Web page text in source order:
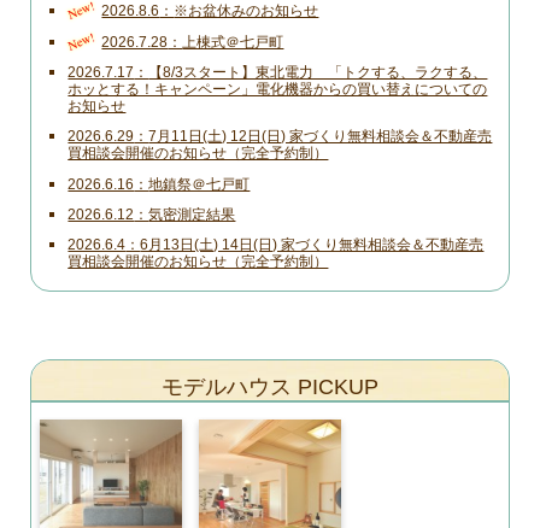
New! 2026.8.6 ※お盆休みのお知らせ
New! 2026.7.28 上棟式＠七戸町
2026.7.17
【8/3スタート】東北電力 「トクする、ラクする、
ホッとする！キャンペーン」電化機器からの買い替えについての
お知らせ
2026.6.29
7月11日(土) 12日(日) 家づくり無料相談会＆不動産売
買相談会開催のお知らせ（完全予約制）
2026.6.16 地鎮祭＠七戸町
2026.6.12 気密測定結果
2026.6.4
6月13日(土) 14日(日) 家づくり無料相談会＆不動産売
買相談会開催のお知らせ（完全予約制）
モデルハウス PICKUP